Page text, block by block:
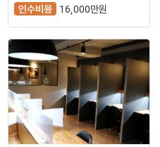
인수비용
16,000만원